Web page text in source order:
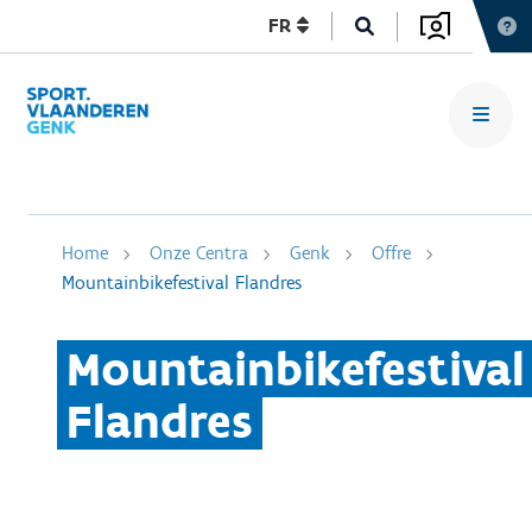
FR
Home Onze Centra Genk
Offre
Mountainbikefestival Flandres
Mountainbikefestival
Flandres